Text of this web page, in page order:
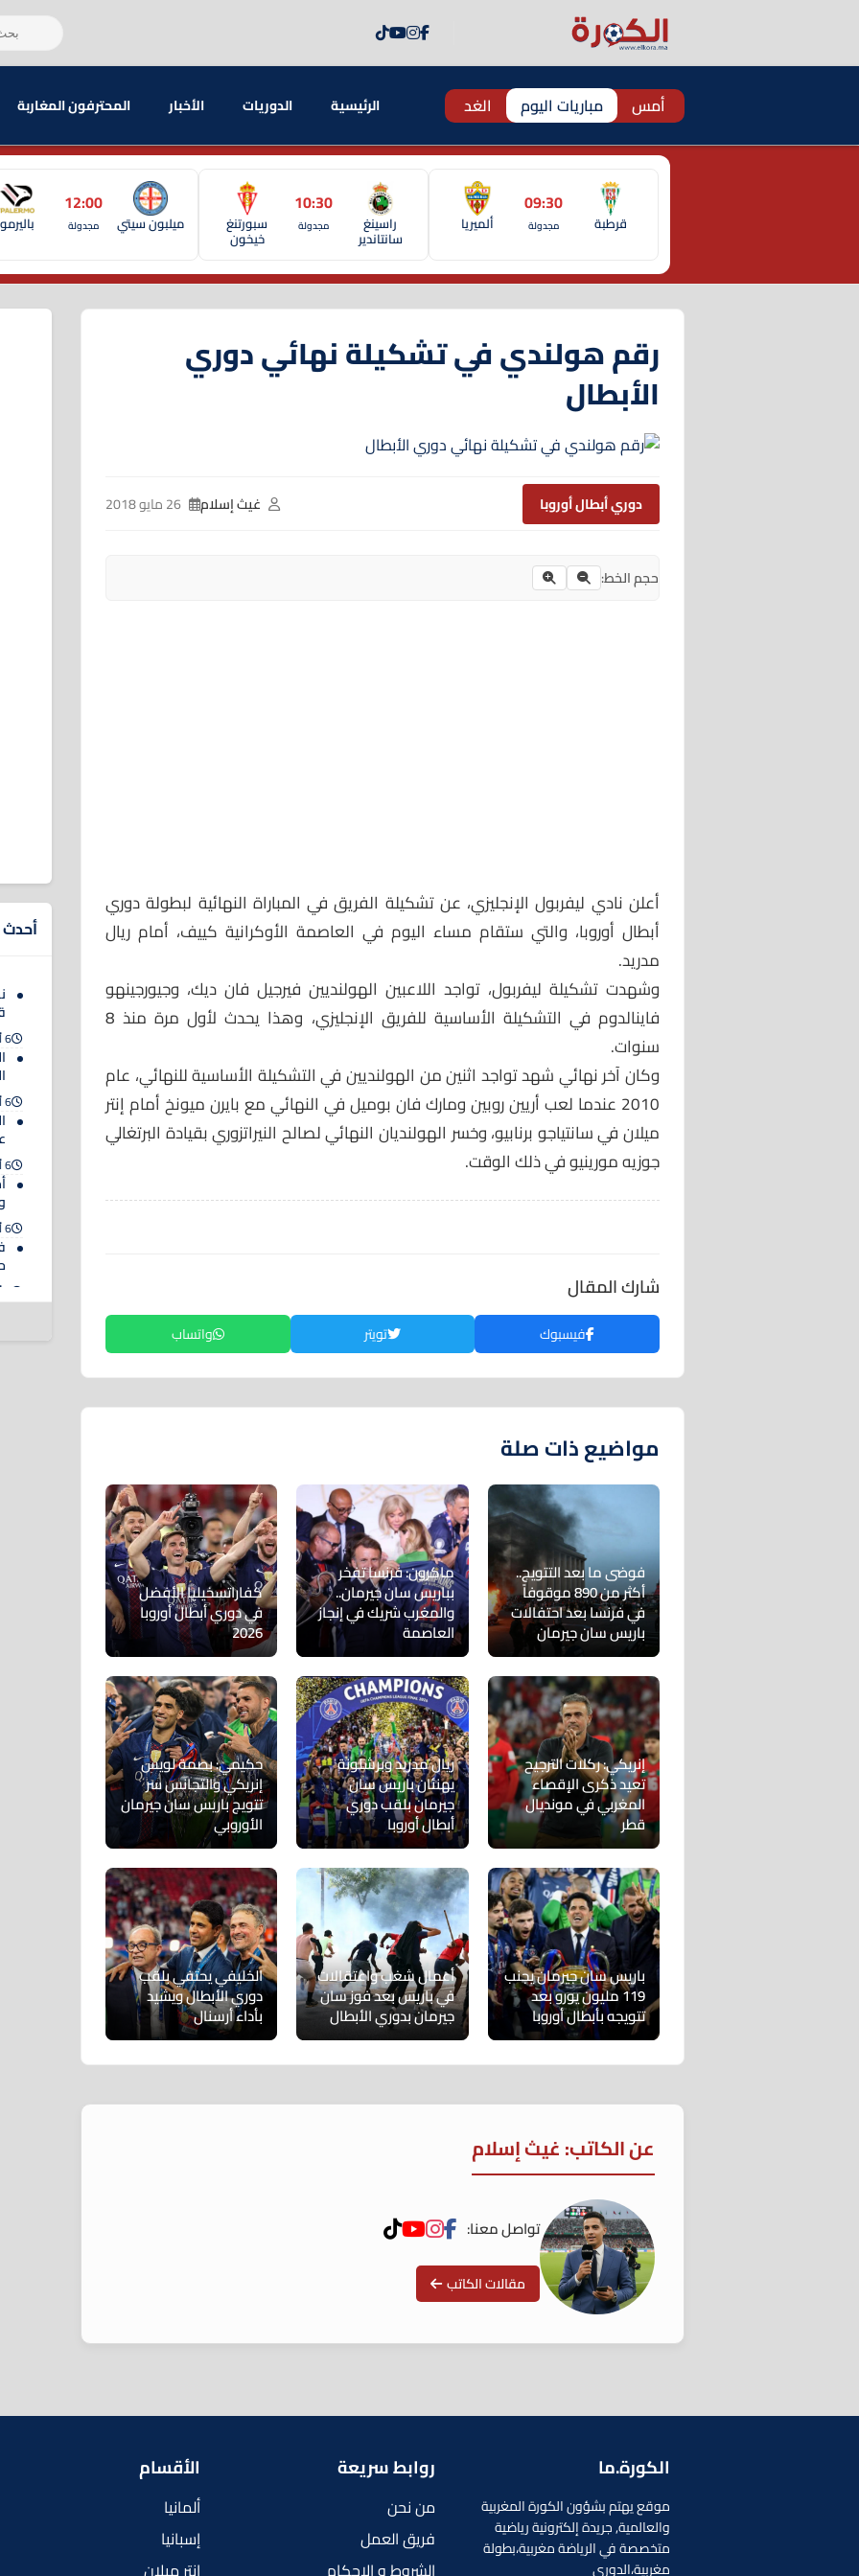
أمس مباريات اليوم الغد الرئيسية الدوريات الأخبار المحترفون المغاربة
قرطبة
09:30
مجدولة ألميريا راسينغ
سانتاندير
10:30
مجدولة سبورتنغ
خيخون
ميلبون سيتي
12:00
مجدولة باليرمو
رقم هولندي في تشكيلة نهائي دوري
الأبطال
دوري أبطال أوروبا غيث إسلام
حجم الخط:
أعلن نادي ليفربول الإنجليزي، عن تشكيلة الفريق في المباراة النهائية لبطولة دوري
أبطال أوروبا، والتي ستقام مساء اليوم في العاصمة الأوكرانية كييف، أمام ريال
مدريد.
وشهدت تشكيلة ليفربول، تواجد اللاعبين الهولنديين فيرجيل فان ديك، وجيورجينهو
فاينالدوم في التشكيلة الأساسية للفريق الإنجليزي، وهذا يحدث لأول مرة منذ 8
سنوات.
وكان آخر نهائي شهد تواجد اثنين من الهولنديين في التشكيلة الأساسية للنهائي، عام
2010 عندما لعب أريين روبين ومارك فان بوميل في النهائي مع بايرن ميونخ أمام إنتر
ميلان في سانتياجو برنابيو، وخسر الهولنديان النهائي لصالح النيراتزوري بقيادة البرتغالي
جوزيه مورينيو في ذلك الوقت.
شارك المقال
فيسبوك تويتر واتساب
مواضيع ذات صلة
فوضى ما بعد التتويج..
أكثر من 890 موقوفاً
في فرنسا بعد احتفالات
باريس سان جيرمان
ماكرون: فرنسا تفخر
بباريس سان جيرمان..
والمغرب شريك في إنجاز
العاصمة
كفاراتسخيليا الأفضل
في دوري أبطال أوروبا
2026
إنريكي: ركلات الترجيح
تعيد ذكرى الإقصاء
المغربي في مونديال
قطر
ريال مدريد وبرشلونة
يهنئان باريس سان
جيرمان بلقب دوري
أبطال أوروبا
حكيمي: بصمة لويس
إنريكي والتجانس سر
تتويج باريس سان جيرمان
الأوروبي
باريس سان جيرمان يجنب
119 مليون يورو بعد
تتويجه بأبطال أوروبا
أعمال شغب واعتقالات
في باريس بعد فوز سان
جيرمان بدوري الأبطال
الخليفي يحتفي بلقب
دوري الأبطال ويشيد
بأداء أرسنال
عن الكاتب: غيث إسلام
تواصل معنا:
مقالات الكاتب
أحدث
6 أغسطس 2026
6 أغسطس 2026
6 أغسطس 2026
6 أغسطس 2026
الكورة.ما
موقع يهتم بشؤون الكورة المغربية
والعالمية, جريدة إلكترونية رياضية
متخصصة في الرياضة مغربية،بطولة
مغربية،الدوري
روابط سريعة
من نحن
فريق العمل
الشروط و الاحكام
الأقسام
ألمانيا
إسبانيا
إنتر ميلان